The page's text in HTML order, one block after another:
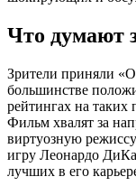
Что думают
Зрители приняли
большинстве
рейтингах на
Фильм хвалят за
виртуозную
игру Леонардо
лучших в его